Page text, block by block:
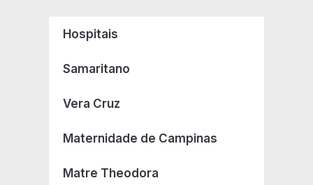
Hospitais
Samaritano
Vera Cruz
Maternidade de Campinas
Matre Theodora